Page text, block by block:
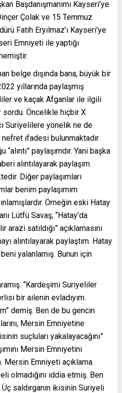
Başdanışmanımı Kayseri’ye
Çolak ve 15 Temmuz
Fatih Eryılmaz’ı Kayseri’ye
Emniyeti ile yaptığı
belge dışında bana, büyük bir
yıllarında paylaşmış
ve kaçak Afganlar ile ilgili
sordu. Öncelikle hiçbir X
Suriyelilere yönelik ne de
ifadesi bulunmaktadır.
“alıntı” paylaşımdır. Yani başka
alıntılayarak paylaşım
Diğer paylaşımları
benim paylaşımım
Örneğin eski Hatay
Lütfü Savaş; “Hatay’da
satıldığı” açıklamasını
alıntılayarak paylaştım. Hatay
yalanlamış. Bunun için
“Kardeşimi Suriyeliler
bir ailenin evladıyım.
demiş. Ben de bu gencin
Mersin Emniyetine
suçluları yakalayacağını”
Mersin Emniyetini
Mersin Emniyeti açıklama
olmadığını iddia etmiş. Ben
Üç saldırganın ikisinin Suriyeli